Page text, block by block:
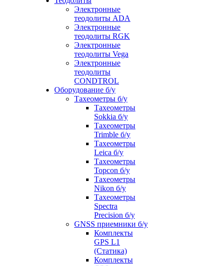
Электронные
теодолиты ADA
Электронные
теодолиты RGK
Электронные
теодолиты Vega
Электронные
теодолиты
CONDTROL
Оборудование б/у
Тахеометры б/у
Тахеометры
Sokkia б/у
Тахеометры
Trimble б/у
Тахеометры
Leica б/у
Тахеометры
Topcon б/у
Тахеометры
Nikon б/у
Тахеометры
Spectra
Precision б/у
GNSS приемники б/у
Комплекты
GPS L1
(Статика)
Комплекты